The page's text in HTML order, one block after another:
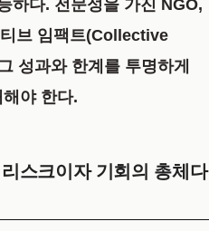
하다. 전문성을 가진 NGO,
브 임팩트(Collective
성과와 한계를 투명하게
야 한다.
스크이자 기회의 총체다